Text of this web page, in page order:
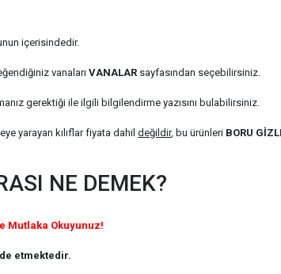
içerisindedir.
vanalarıVANALAR sayfasından seçebilirsiniz.
gerektiği ile ilgili bilgilendirme yazısını bulabilirsiniz.
yarayan kılıflar fiyata dahildeğildir, bu ürünleri BORU
NE DEMEK?
Mutlaka Okuyunuz!
etmektedir.